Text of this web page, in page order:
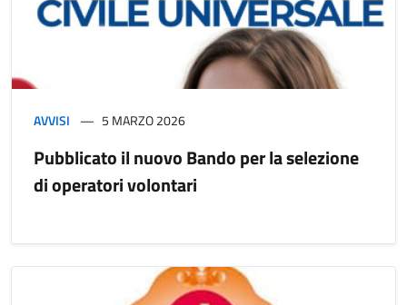
AVVISI 5 MARZO 2026
Pubblicato il nuovo Bando per la selezione
di operatori volontari